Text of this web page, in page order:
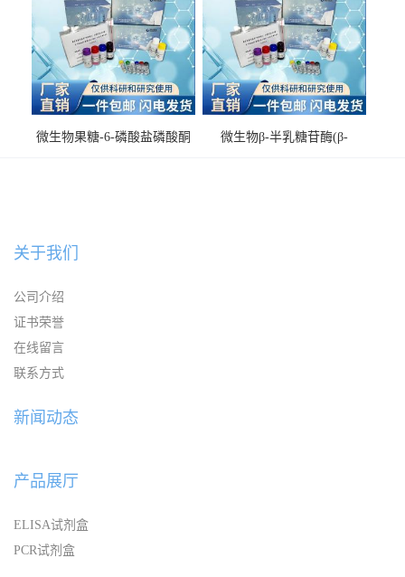
微生物果糖-6-磷酸盐磷酸酮
微生物β-半乳糖苷酶(β-
关于我们
公司介绍
证书荣誉
在线留言
联系方式
新闻动态
产品展厅
ELISA试剂盒
PCR试剂盒